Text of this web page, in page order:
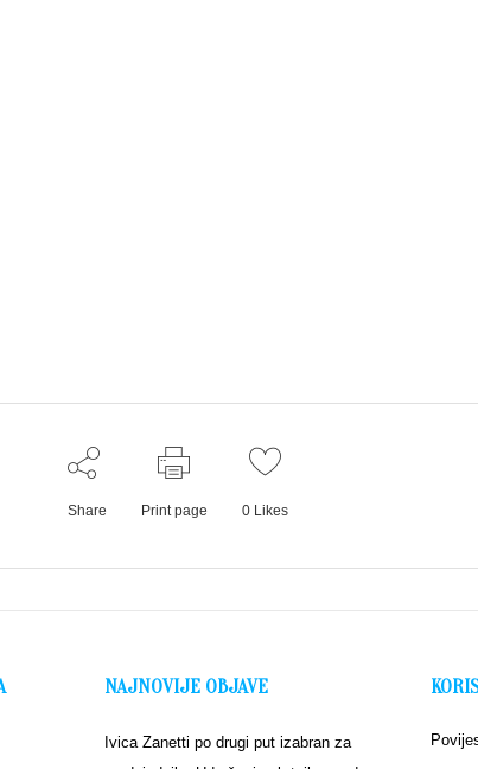
Share Print page 0Likes
NAJNOVIJE OBJAVE
Ivica Zanetti po drugi put izabran za